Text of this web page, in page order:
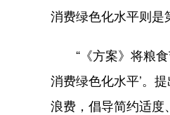
消费绿色化水平则是
“《方案》将粮食
消费绿色化水平’。
浪费，倡导简约适度